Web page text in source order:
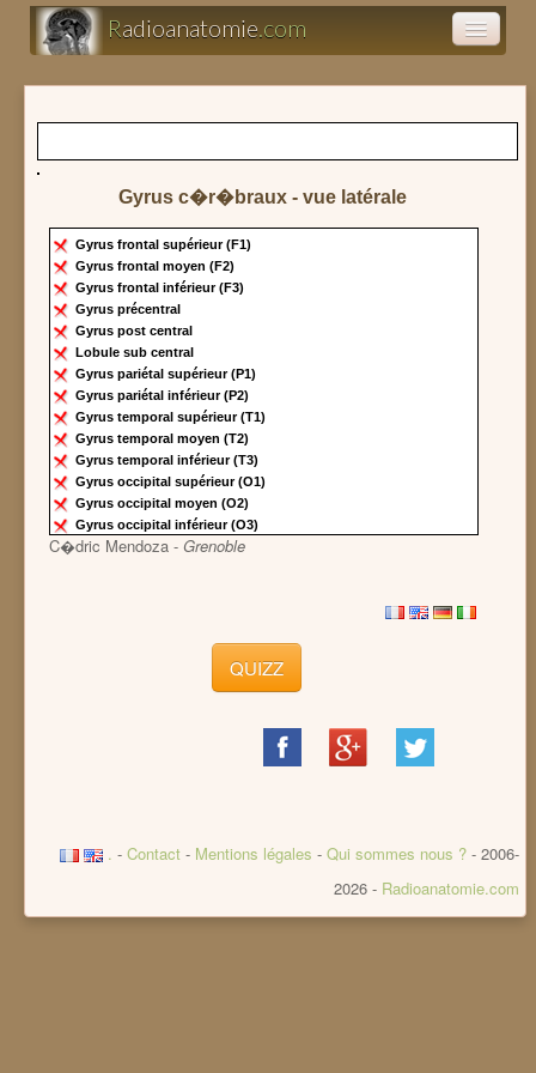
Radioanatomie.com
Atlas d'anatomie
Présentations
Clairance
Gyrus c�r�braux - vue latérale
Gyrus frontal supérieur (F1)
Gyrus frontal moyen (F2)
Gyrus frontal inférieur (F3)
Gyrus précentral
Gyrus post central
Lobule sub central
Gyrus pariétal supérieur (P1)
Gyrus pariétal inférieur (P2)
Gyrus temporal supérieur (T1)
Gyrus temporal moyen (T2)
Gyrus temporal inférieur (T3)
Gyrus occipital supérieur (O1)
Gyrus occipital moyen (O2)
Gyrus occipital inférieur (O3)
C�dric Mendoza - Grenoble
QUIZZ
Share
on
Share
on
Share
on
. - Contact - Mentions légales - Qui sommes nous ? - 2006-
2026 - Radioanatomie.com